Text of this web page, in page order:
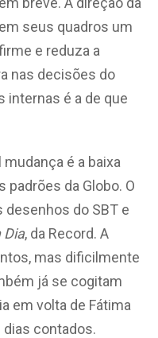
seus quadros um
e reduza a
nas decisões do
internas é a de que
é a baixa
padrões da Globo. O
desenhos do SBT e
Dia, da Record. A
mas dificilmente
já se cogitam
em volta de Fátima
contados.